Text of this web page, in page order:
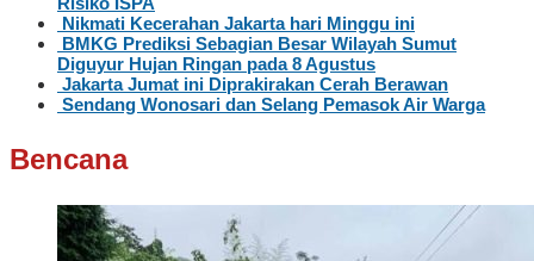
Nikmati Kecerahan Jakarta hari Minggu ini
BMKG Prediksi Sebagian Besar Wilayah Sumut
Diguyur Hujan Ringan pada 8 Agustus
Jakarta Jumat ini Diprakirakan Cerah Berawan
Sendang Wonosari dan Selang Pemasok Air Warga
Bencana